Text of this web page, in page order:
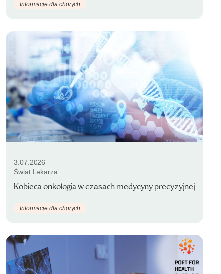
Informacje dla chorych
3.07.2026
Świat Lekarza
Kobieca onkologia w czasach medycyny precyzyjnej
Informacje dla chorych